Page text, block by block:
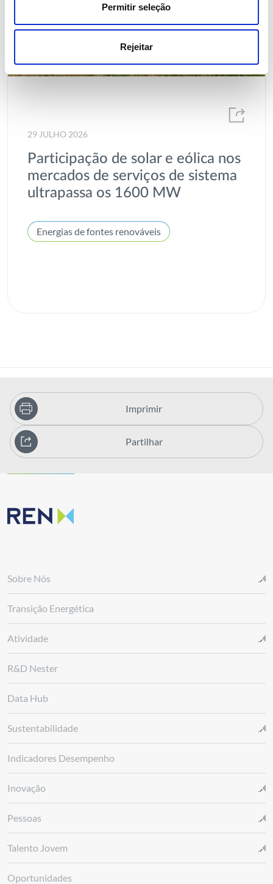
Permitir seleção
Rejeitar
29 JULHO 2026
Participação de solar e eólica nos
mercados de serviços de sistema
ultrapassa os 1600 MW
Energias de fontes renováveis
Imprimir
Partilhar
Sobre Nós
Transição Energética
Atividade
R&D Nester
Data Hub
Sustentabilidade
Indicadores Desempenho
Inovação
Pessoas
Talento Jovem
Oportunidades